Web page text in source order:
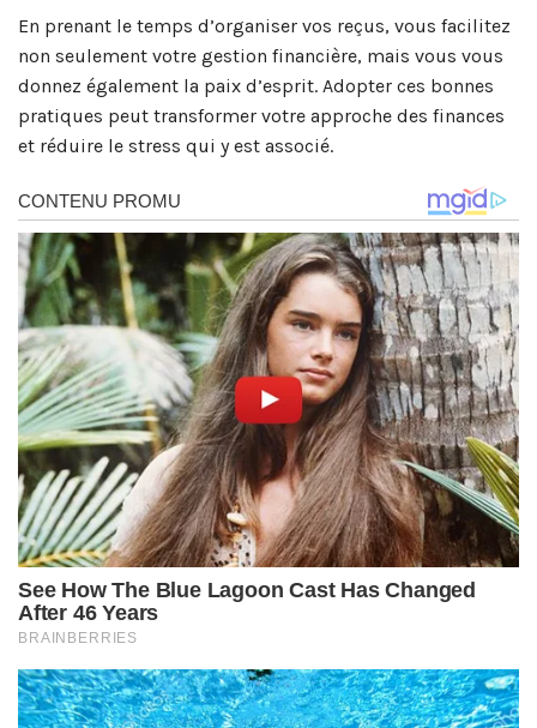
En prenant le temps d’organiser vos reçus, vous facilitez
non seulement votre gestion financière, mais vous vous
donnez également la paix d’esprit. Adopter ces bonnes
pratiques peut transformer votre approche des finances
et réduire le stress qui y est associé.